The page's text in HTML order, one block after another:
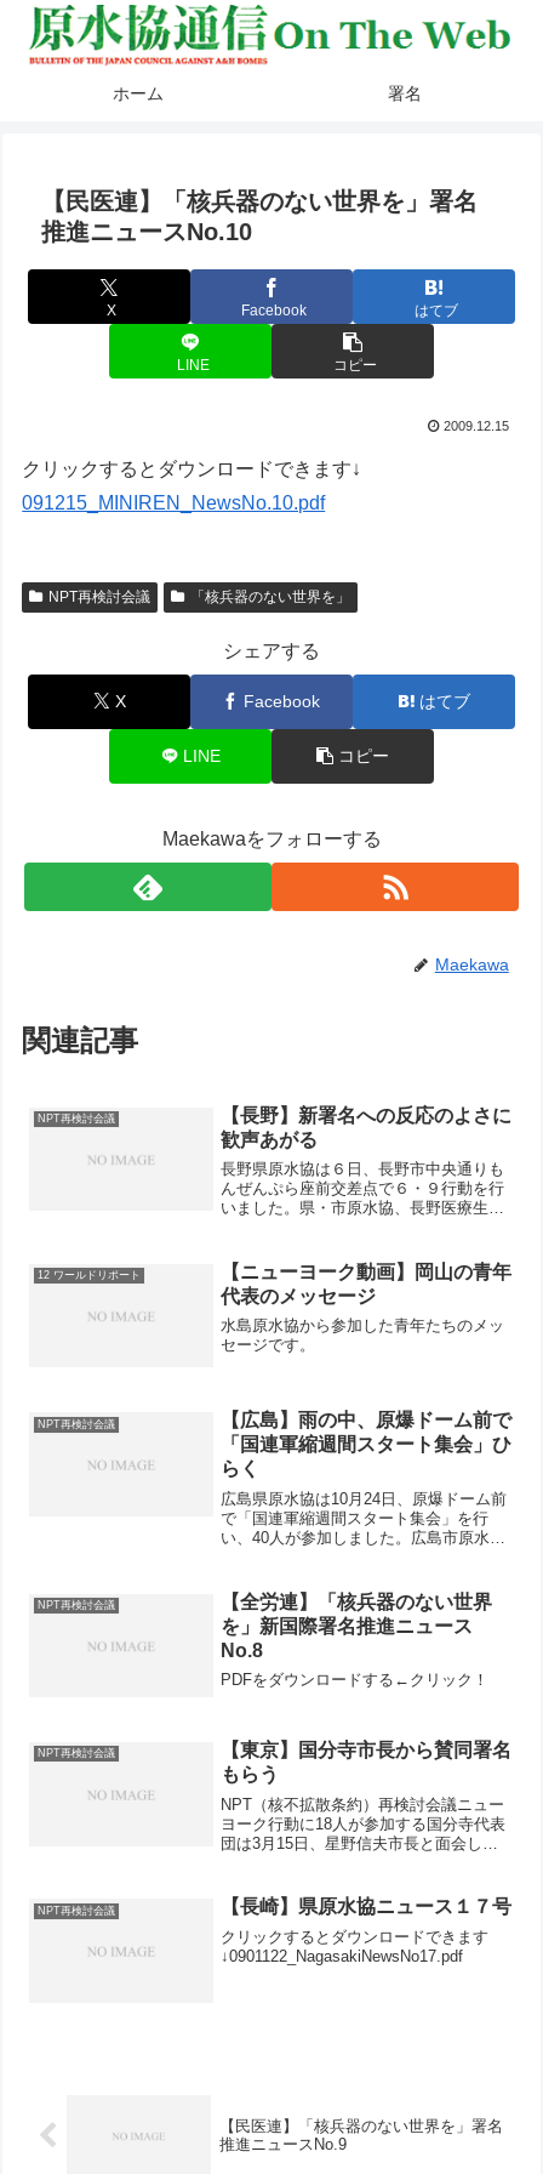
ホーム 署名
【民医連】「核兵器のない世界を」署名
推進ニュースNo.10
X Facebook はてブ
LINE コピー
2009.12.15
クリックするとダウンロードできます↓
091215_MINIREN_NewsNo.10.pdf
NPT再検討会議 「核兵器のない世界を」
シェアする
X Facebook はてブ
LINE コピー
Maekawaをフォローする
Maekawa
関連記事
NPT再検討会議
【長野】新署名への反応のよさに
歓声あがる
長野県原水協は６日、長野市中央通りも
んぜんぷら座前交差点で６・９行動を行
いました。県・市原水協、長野医療生
に届ける署名です」と言葉をかけると足
を止めて署名する30代の...
12 ワールドリポート
【ニューヨーク動画】岡山の青年
代表のメッセージ
水島原水協から参加した青年たちのメッ
セージです。
NPT再検討会議
【広島】雨の中、原爆ドーム前で
「国連軍縮週間スタート集会」ひ
らく
広島県原水協は10月24日、原爆ドーム前
で「国連軍縮週間スタート集会」を行
い、40人が参加しました。広島市原水協
事務局長が基調報告、被団協、新婦人、
青年が活動報告、参加...
NPT再検討会議
【全労連】「核兵器のない世界
を」新国際署名推進ニュース
No.8
PDFをダウンロードする←クリック！
NPT再検討会議
【東京】国分寺市長から賛同署名
もらう
NPT（核不拡散条約）再検討会議ニュー
ヨーク行動に18人が参加する国分寺代表
団は3月15日、星野信夫市長と面会し、
と、全国の首長・議長の署名賛同一覧、
署名船積み送り出し...
NPT再検討会議 【長崎】県原水協ニュース１７号
クリックするとダウンロードできます
↓0901122_NagasakiNewsNo17.pdf
【民医連】「核兵器のない世界を」署名
推進ニュースNo.9